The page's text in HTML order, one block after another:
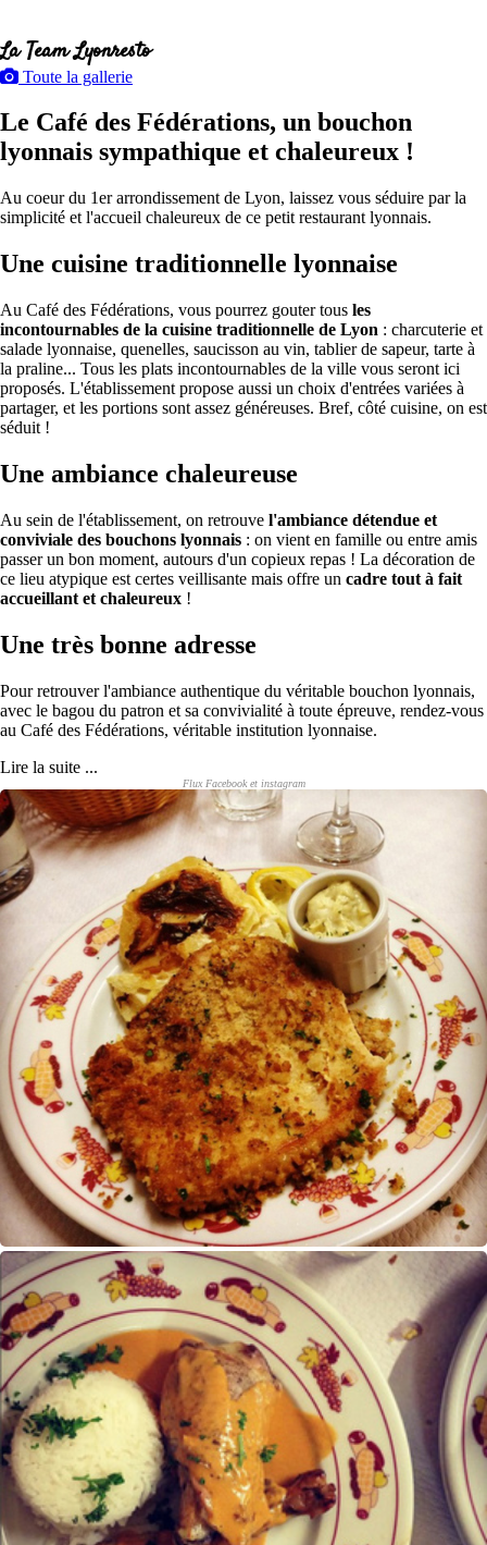
La Team Lyonresto
Toute la gallerie
Le Café des Fédérations, un bouchon
lyonnais sympathique et chaleureux !
Au coeur du 1er arrondissement de Lyon, laissez vous séduire par la
simplicité et l'accueil chaleureux de ce petit restaurant lyonnais.
Une cuisine traditionnelle lyonnaise
Au Café des Fédérations, vous pourrez gouter tous les
incontournables de la cuisine traditionnelle de Lyon : charcuterie et
salade lyonnaise, quenelles, saucisson au vin, tablier de sapeur, tarte à
la praline... Tous les plats incontournables de la ville vous seront ici
proposés. L'établissement propose aussi un choix d'entrées variées à
partager, et les portions sont assez généreuses. Bref, côté cuisine, on est
séduit !
Une ambiance chaleureuse
Au sein de l'établissement, on retrouve l'ambiance détendue et
conviviale des bouchons lyonnais : on vient en famille ou entre amis
passer un bon moment, autours d'un copieux repas ! La décoration de
ce lieu atypique est certes veillisante mais offre un cadre tout à fait
accueillant et chaleureux !
Une très bonne adresse
Pour retrouver l'ambiance authentique du véritable bouchon lyonnais,
avec le bagou du patron et sa convivialité à toute épreuve, rendez-vous
au Café des Fédérations, véritable institution lyonnaise.
Lire la suite ...
Flux Facebook et instagram